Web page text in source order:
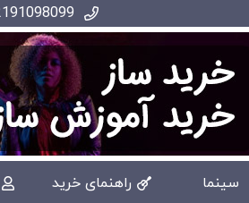
سینما راهنمای خرید